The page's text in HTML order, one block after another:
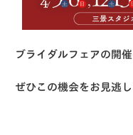
ブライダルフェアの開
ぜひこの機会をお見逃